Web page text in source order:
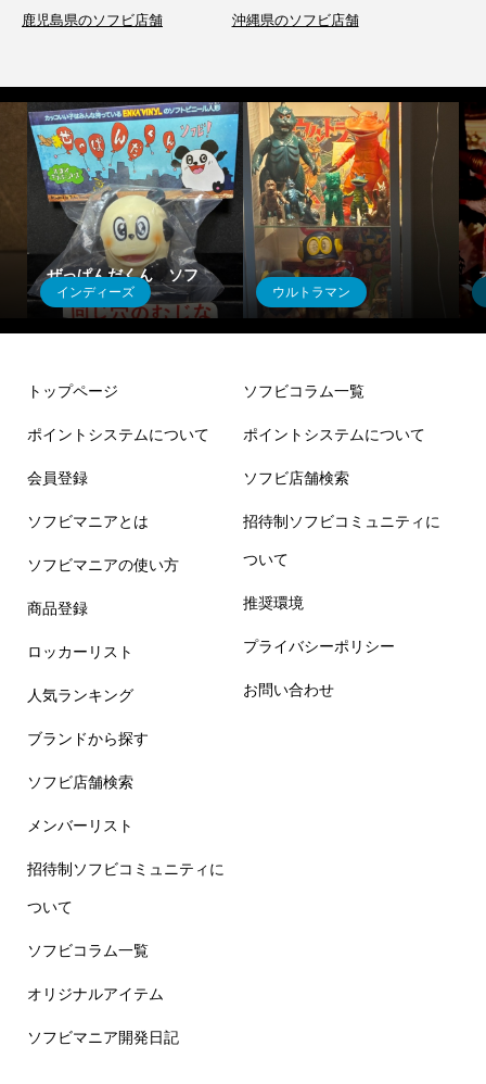
鹿児島県のソフビ店舗
沖縄県のソフビ店舗
インディーズ
ぜっぱんだくん ソフ
ビ！
ウルトラマン
ゴメス1期
トップページ
ポイントシステムについて
会員登録
ソフビマニアとは
ソフビマニアの使い方
商品登録
ロッカーリスト
人気ランキング
ブランドから探す
ソフビ店舗検索
メンバーリスト
招待制ソフビコミュニティに
ついて
ソフビコラム一覧
オリジナルアイテム
ソフビマニア開発日記
ソフビコラム一覧
ポイントシステムについて
ソフビ店舗検索
招待制ソフビコミュニティに
ついて
推奨環境
プライバシーポリシー
お問い合わせ